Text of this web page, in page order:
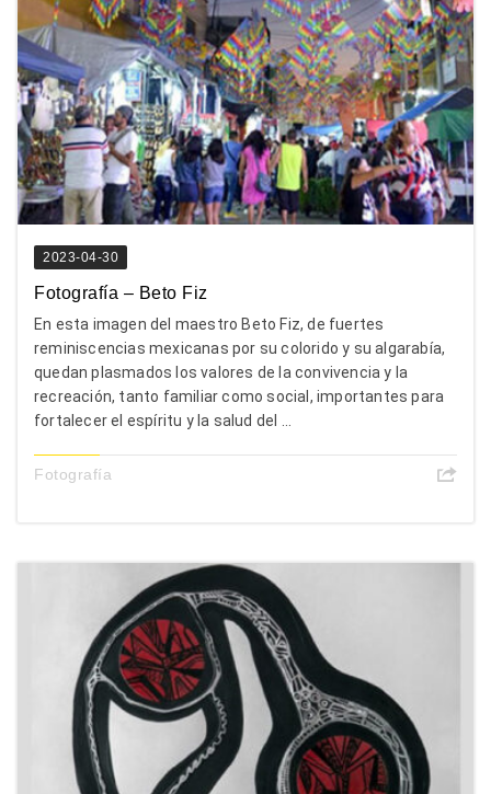
2023-04-30
Fotografía – Beto Fiz
En esta imagen del maestro Beto Fiz, de fuertes
reminiscencias mexicanas por su colorido y su algarabía,
quedan plasmados los valores de la convivencia y la
recreación, tanto familiar como social, importantes para
fortalecer el espíritu y la salud del ...
Fotografía